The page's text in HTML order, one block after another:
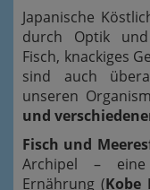
Japanische
durch Optik
Fisch, knackiges
sind auch
unseren
und
Fisch und
Archipel –
Ernährung (Kobe